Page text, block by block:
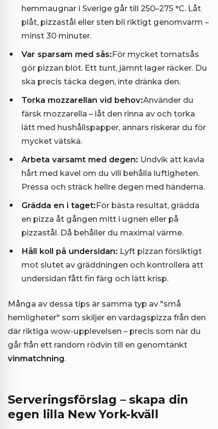
hemmaugnar i Sverige går till 250–275 °C. Låt
plåt, pizzastål eller sten bli riktigt genomvarm –
minst 30 minuter.
Var sparsam med sås:För mycket tomatsås
gör pizzan blöt. Ett tunt, jämnt lager räcker. Du
ska precis täcka degen, inte dränka den.
Torka mozzarellan vid behov:Använder du
färsk mozzarella – låt den rinna av och torka
lätt med hushållspapper, annars riskerar du för
mycket vätska.
Arbeta varsamt med degen: Undvik att kavla
hårt med kavel om du vill behålla luftigheten.
Pressa och sträck hellre degen med händerna.
Grädda en i taget:För bästa resultat, grädda
en pizza åt gången mitt i ugnen eller på
pizzastål. Då behåller du maximal värme.
Håll koll på undersidan: Lyft pizzan försiktigt
mot slutet av gräddningen och kontrollera att
undersidan fått fin färg och lätt krisp.
Många av dessa tips är samma typ av "små
hemligheter" som skiljer en vardagspizza från den
där riktiga wow-upplevelsen – precis som när du
går från ett random rödvin till en genomtänkt
vinmatchning.
Serveringsförslag – skapa din
egen lilla New York-kväll